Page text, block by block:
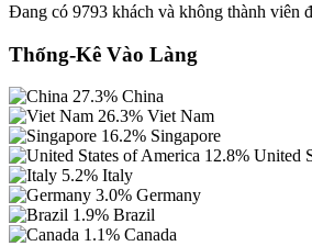
Đang có 9793 khách và không thành viên
Thống-Kê Vào Làng
27.3% China
26.3% Viet Nam
16.2% Singapore
12.8% United
5.2% Italy
3.0% Germany
1.9% Brazil
1.1% Canada